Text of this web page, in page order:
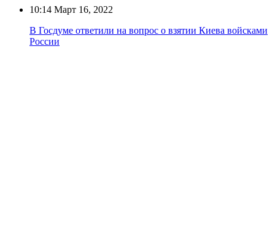
10:14 Март 16, 2022
В Госдуме ответили на вопрос о взятии Киева войсками
России